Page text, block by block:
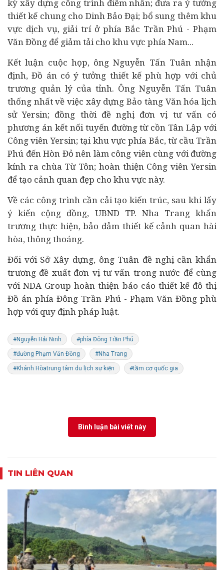
kỳ xây dựng công trình điểm nhấn; đưa ra ý tưởng
thiết kế chung cho Dinh Bảo Đại; bổ sung thêm khu
vực dịch vụ, giải trí ở phía Bắc Trần Phú - Phạm
Văn Đồng để giảm tải cho khu vực phía Nam...
Kết luận cuộc họp, ông Nguyễn Tấn Tuân nhận
định, Đồ án có ý tưởng thiết kế phù hợp với chủ
trương quản lý của tỉnh. Ông Nguyễn Tấn Tuân
thống nhất về việc xây dựng Bảo tàng Văn hóa lịch
sử Yersin; đồng thời đề nghị đơn vị tư vấn có
phương án kết nối tuyến đường từ cồn Tân Lập với
Công viên Yersin; tại khu vực phía Bắc, từ cầu Trần
Phú đến Hòn Đỏ nên làm công viên cùng với đường
kính ra chùa Từ Tôn; hoàn thiện Công viên Yersin
để tạo cảnh quan đẹp cho khu vực này.
Về các công trình cần cải tạo kiến trúc, sau khi lấy
ý kiến cộng đồng, UBND TP. Nha Trang khẩn
trương thực hiện, bảo đảm thiết kế cảnh quan hài
hòa, thông thoáng.
Đối với Sở Xây dựng, ông Tuân đề nghị cần khẩn
trương đề xuất đơn vị tư vấn trong nước để cùng
với NDA Group hoàn thiện báo cáo thiết kế đô thị
Đồ án phía Đông Trần Phú - Phạm Văn Đồng phù
hợp với quy định pháp luật.
#Nguyễn Hải Ninh #phía Đông Trần Phú
#đường Phạm Văn Đồng #Nha Trang
#Khánh Hòatrung tâm du lịch sự kiện #tầm cơ quốc gia
Bình luận bài viết này
TIN LIÊN QUAN